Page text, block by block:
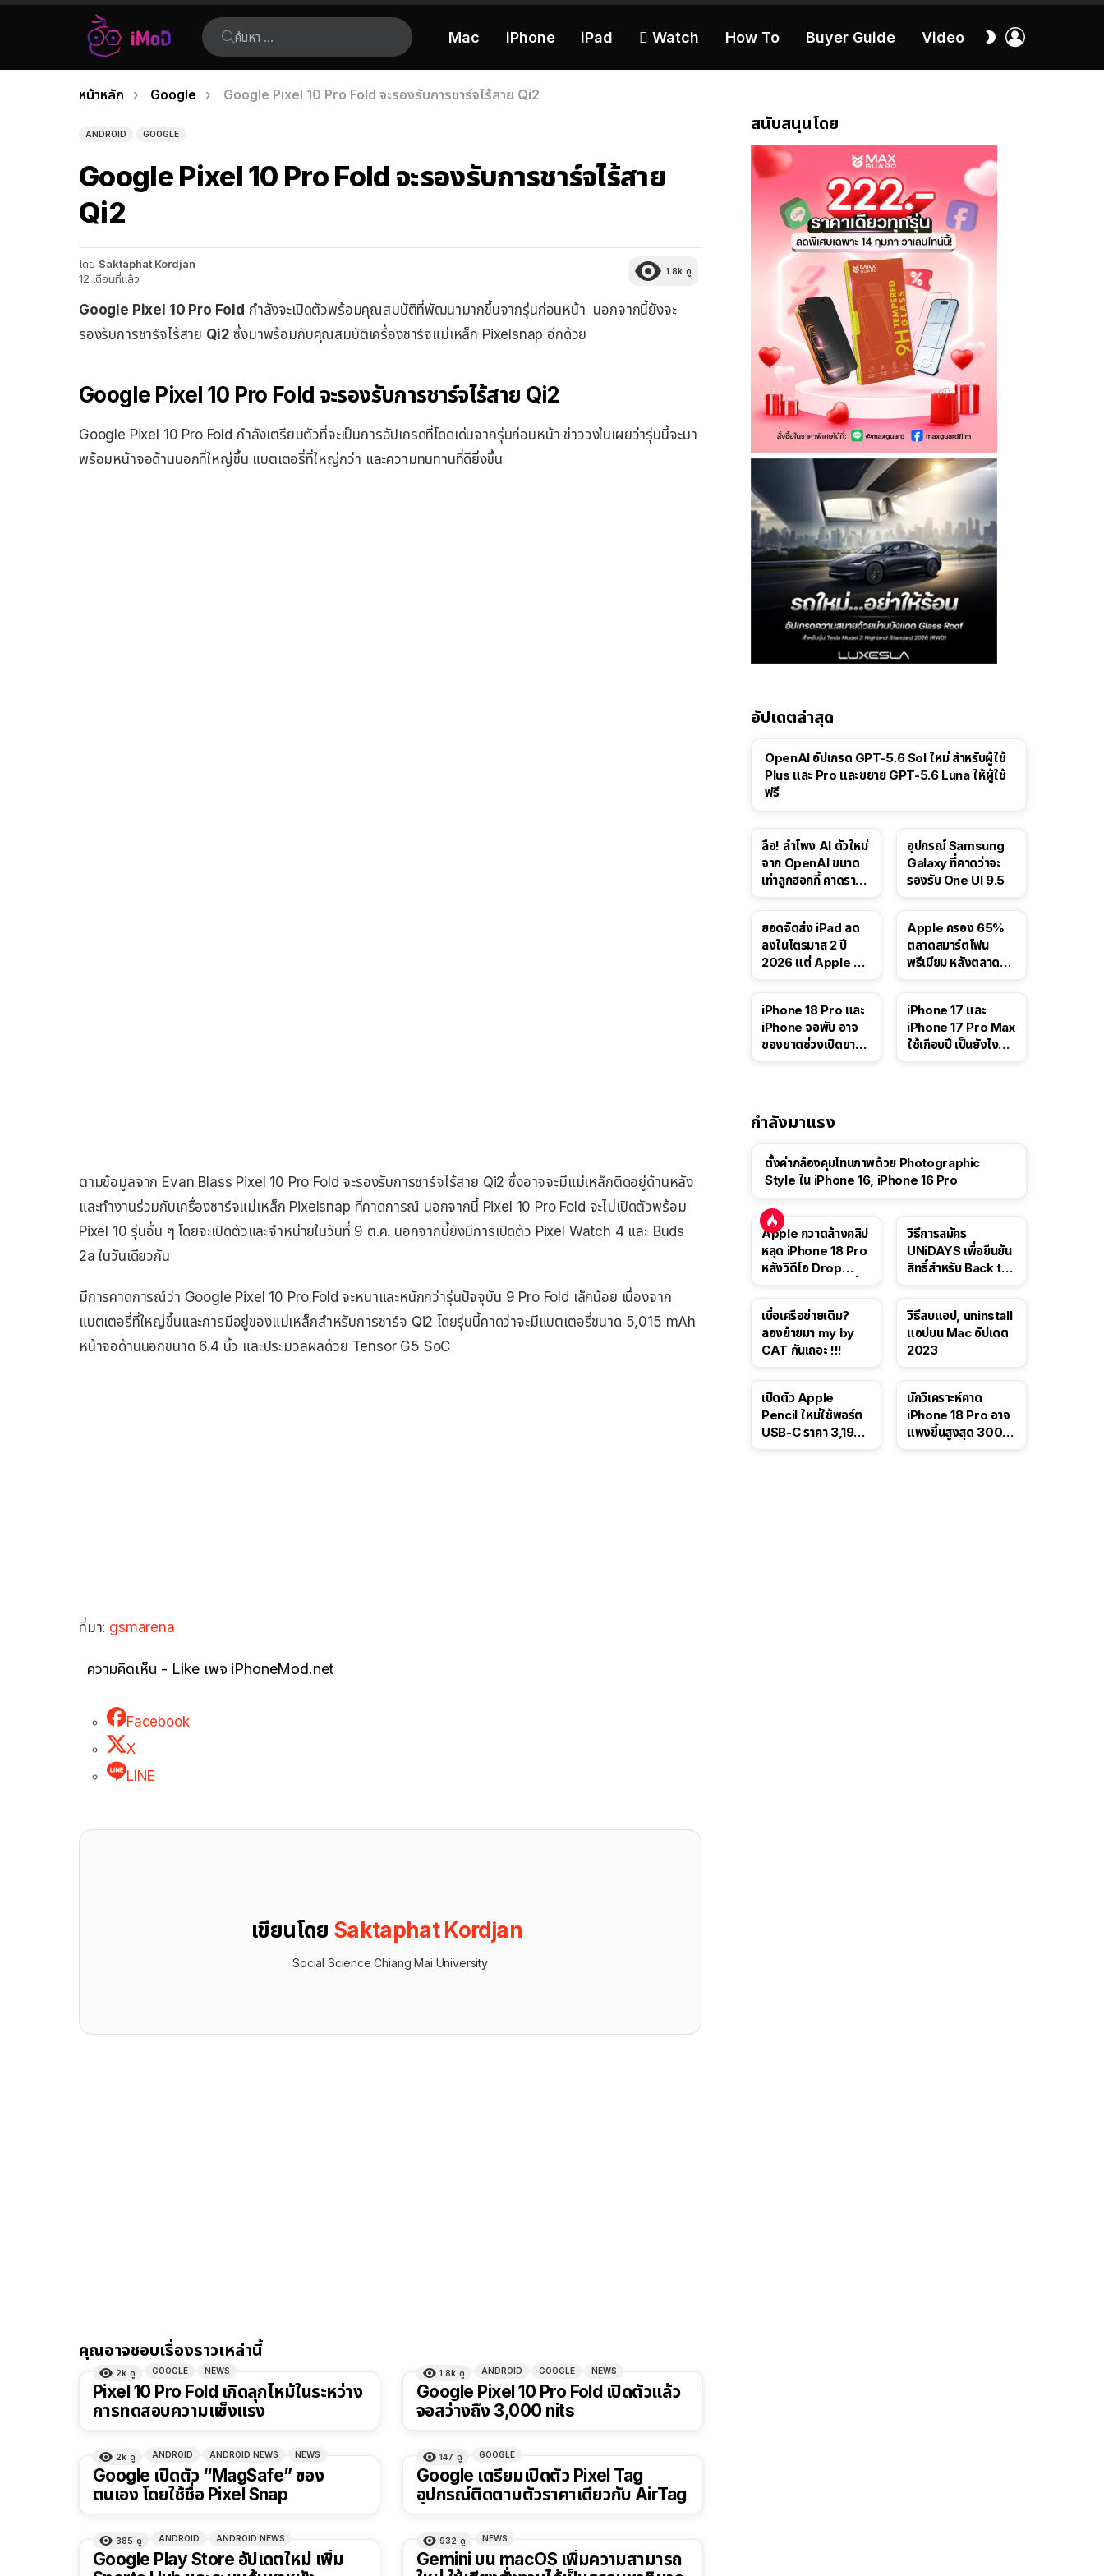
ค้นหา:
Mac iPhone iPad  Watch How To Buyer Guide Video
สลับ
เรื่อง
ล่าสุด
คุณอยู่ที่นี่:
หน้าหลัก Google Google Pixel 10 Pro Fold จะรองรับการชาร์จไร้สาย Qi2
ANDROID GOOGLE
Google Pixel 10 Pro Fold จะรองรับการชาร์จไร้สาย
Qi2
โดย Saktaphat Kordjan
12 เดือนที่แล้ว
1.8k ดู
Google Pixel 10 Pro Fold กำลังจะเปิดตัวพร้อมคุณสมบัติที่พัฒนามากขึ้นจากรุ่นก่อนหน้า นอกจากนี้ยังจะ
รองรับการชาร์จไร้สาย Qi2 ซึ่งมาพร้อมกับคุณสมบัติเครื่องชาร์จแม่เหล็ก Pixelsnap อีกด้วย
Google Pixel 10 Pro Fold จะรองรับการชาร์จไร้สาย Qi2
Google Pixel 10 Pro Fold กำลังเตรียมตัวที่จะเป็นการอัปเกรดที่โดดเด่นจากรุ่นก่อนหน้า ข่าววงในเผยว่ารุ่นนี้จะมา
พร้อมหน้าจอด้านนอกที่ใหญ่ขึ้น แบตเตอรี่ที่ใหญ่กว่า และความทนทานที่ดียิ่งขึ้น
ตามข้อมูลจาก Evan Blass Pixel 10 Pro Fold จะรองรับการชาร์จไร้สาย Qi2 ซึ่งอาจจะมีแม่เหล็กติดอยู่ด้านหลัง
และทำงานร่วมกับเครื่องชาร์จแม่เหล็ก Pixelsnap ที่คาดการณ์ นอกจากนี้ Pixel 10 Pro Fold จะไม่เปิดตัวพร้อม
Pixel 10 รุ่นอื่น ๆ โดยจะเปิดตัวและจำหน่ายในวันที่ 9 ต.ค. นอกจากนี้ยังมีการเปิดตัว Pixel Watch 4 และ Buds
2a ในวันเดียวกัน
มีการคาดการณ์ว่า Google Pixel 10 Pro Fold จะหนาและหนักกว่ารุ่นปัจจุบัน 9 Pro Fold เล็กน้อย เนื่องจาก
แบตเตอรี่ที่ใหญ่ขึ้นและการมีอยู่ของแม่เหล็กสำหรับการชาร์จ Qi2 โดยรุ่นนี้คาดว่าจะมีแบตเตอรี่ขนาด 5,015 mAh
หน้าจอด้านนอกขนาด 6.4 นิ้ว และประมวลผลด้วย Tensor G5 SoC
ที่มา: gsmarena
ความคิดเห็น - Like เพจ iPhoneMod.net
Facebook
X
LINE
เขียนโดย Saktaphat Kordjan
Social Science Chiang Mai University
คุณอาจชอบเรื่องราวเหล่านี้
2k ดู GOOGLE NEWS
Pixel 10 Pro Fold เกิดลุกไหม้ในระหว่าง
การทดสอบความแข็งแรง
1.8k ดู ANDROID GOOGLE NEWS
Google Pixel 10 Pro Fold เปิดตัวแล้ว
จอสว่างถึง 3,000 nits
2k ดู ANDROID ANDROID NEWS NEWS
Google เปิดตัว “MagSafe” ของ
ตนเอง โดยใช้ชื่อ Pixel Snap
147 ดู GOOGLE
Google เตรียมเปิดตัว Pixel Tag
อุปกรณ์ติดตามตัวราคาเดียวกับ AirTag
385 ดู ANDROID ANDROID NEWS
Google Play Store อัปเดตใหม่ เพิ่ม
932 ดู NEWS
Gemini บน macOS เพิ่มความสามารถ
สนับสนุนโดย
อัปเดตล่าสุด
OpenAI อัปเกรด GPT-5.6 Sol ใหม่ สำหรับผู้ใช้
Plus และ Pro และขยาย GPT-5.6 Luna ให้ผู้ใช้
ฟรี
ลือ! ลำโพง AI ตัวใหม่
จาก OpenAI ขนาด
เท่าลูกฮอกกี้ คาดราคา
อุปกรณ์ Samsung
Galaxy ที่คาดว่าจะ
รองรับ One UI 9.5
ยอดจัดส่ง iPad ลด
ลงในไตรมาส 2 ปี
2026 แต่ Apple ยัง
Apple ครอง 65%
ตลาดสมาร์ตโฟน
พรีเมียม หลังตลาดทำ
iPhone 18 Pro และ
iPhone จอพับ อาจ
ของขาดช่วงเปิดขาย
iPhone 17 และ
iPhone 17 Pro Max
ใช้เกือบปี เป็นยังไง
กำลังมาแรง
ตั้งค่ากล้องคุมโทนภาพด้วย Photographic
Style ใน iPhone 16, iPhone 16 Pro
Apple กวาดล้างคลิป
หลุด iPhone 18 Pro
หลังวิดีโอ Drop
วิธีการสมัคร
UNiDAYS เพื่อยืนยัน
สิทธิ์สำหรับ Back to
เบื่อเครือข่ายเดิม?
ลองย้ายมา my by
CAT กันเถอะ !!!
วิธีลบแอป, uninstall
แอปบน Mac อัปเดต
2023
เปิดตัว Apple
Pencil ใหม่ใช้พอร์ต
USB-C ราคา 3,190
นักวิเคราะห์คาด
iPhone 18 Pro อาจ
แพงขึ้นสูงสุด 300